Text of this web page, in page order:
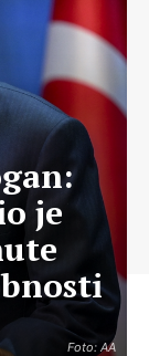
Foto: AA
je